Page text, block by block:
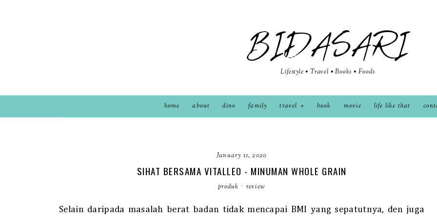
BIDASARI
Lifestyle • Travel • Books • Foods
home about dino family travel book movie life like that
January 11, 2020
SIHAT BERSAMA VITALLEO - MINUMAN WHOLE GRAIN
produk · review
Selain daripada masalah berat badan tidak mencapai BMI yang sepatutnya, den juga